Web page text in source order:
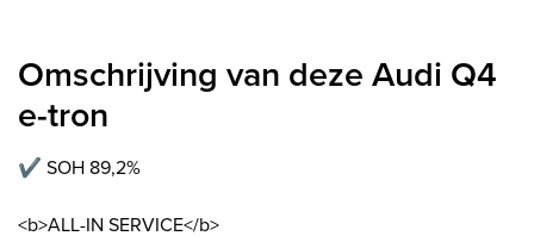
Omschrijving van deze Audi Q4
e-tron
✔️ SOH 89,2%
<b>ALL-IN SERVICE</b>